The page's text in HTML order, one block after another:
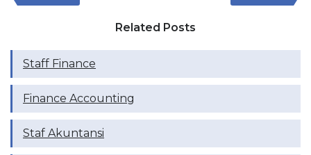
Related Posts
Staff Finance
Finance Accounting
Staf Akuntansi